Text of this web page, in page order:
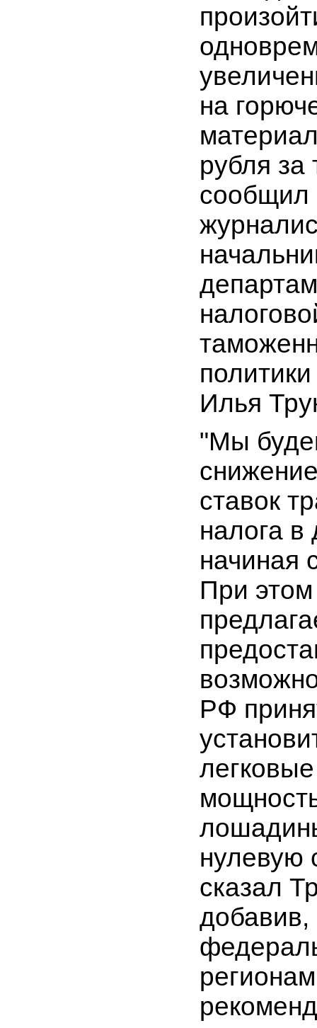
на
рубля за
сообщил
Илья
"Мы
ставок
налога в
начиная
При
РФ
нулевую
сказал
добавив,